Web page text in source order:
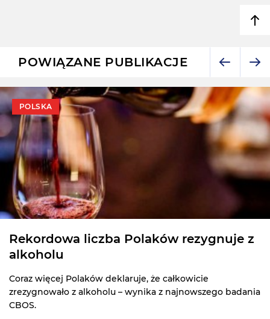
POWIĄZANE PUBLIKACJE
POLSKA
Rekordowa liczba Polaków rezygnuje z
alkoholu
Coraz więcej Polaków deklaruje, że całkowicie
zrezygnowało z alkoholu – wynika z najnowszego badania
CBOS.